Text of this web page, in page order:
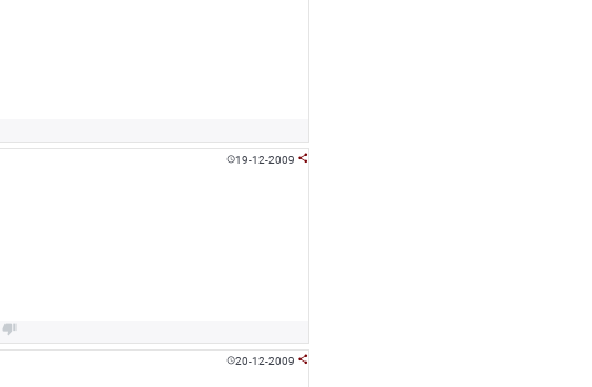
19-12-2009 

20-12-2009 